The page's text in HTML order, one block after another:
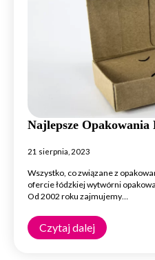
Najlepsze
21 sierpnia, 2023
Wszystko, co związane z
ofercie łódzkiej wytwórni
Od 2002 roku zajmujemy…
Czytaj dalej